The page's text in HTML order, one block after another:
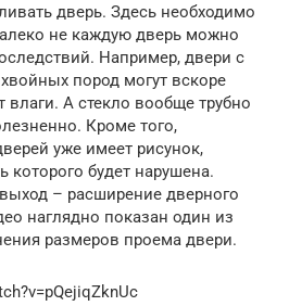
дверь. Здесь необходимо
не каждую дверь можно
Например, двери с
пород могут вскоре
влаги. А стекло вообще трубно
Кроме того,
уже имеет рисунок,
которого будет нарушена.
– расширение дверного
наглядно показан один из
размеров проема двери.